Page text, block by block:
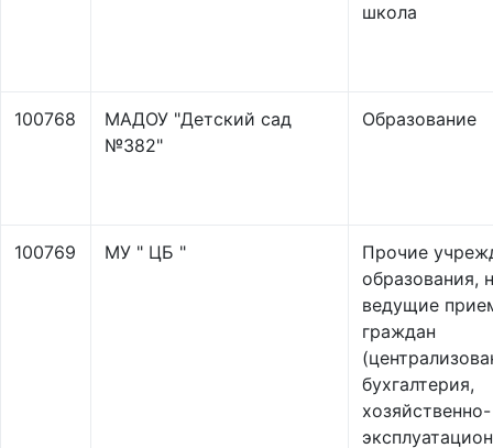
школа
100768
МАДОУ "Детский сад
№382"
Образование
100769 МУ " ЦБ "
Прочие
образования,
ведущие
граждан
бухгалтерия,
хозяйственно-